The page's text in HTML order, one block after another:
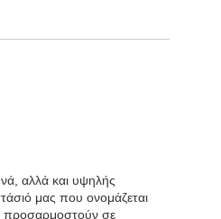
αλλά και υψηλής
μας που ονομάζεται
προσαρμοστούν σε